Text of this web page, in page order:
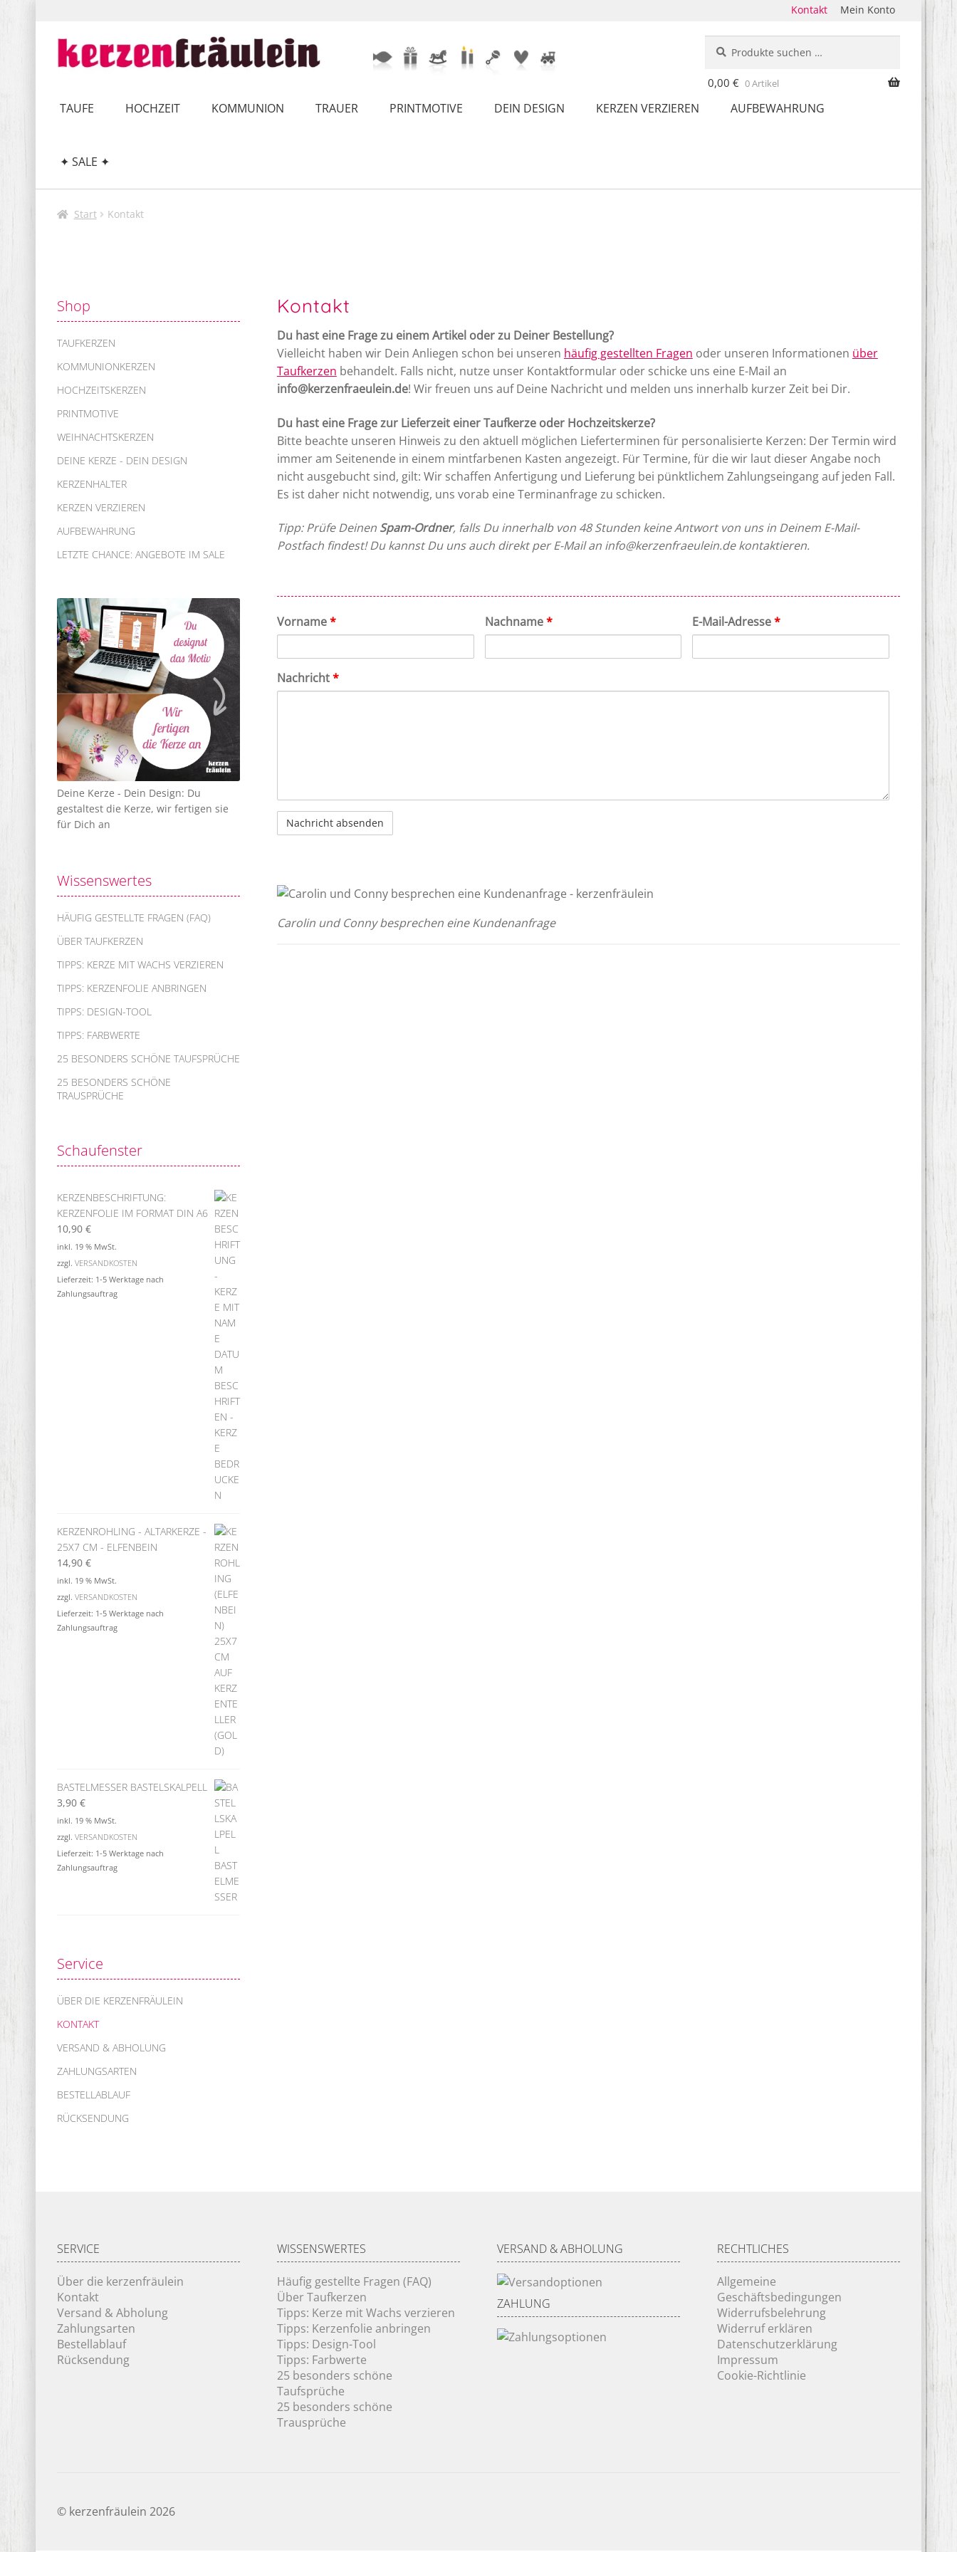
springen
springen
Kontakt Mein Konto
nach:
TAUFE HOCHZEIT KOMMUNION TRAUER PRINTMOTIVE DEIN DESIGN KERZEN VERZIEREN AUFBEWAHRUNG
✦ SALE ✦
0,00 € 0 Artikel
Start Kontakt
Kontakt
Du hast eine Frage zu einem Artikel oder zu Deiner Bestellung?
Vielleicht haben wir Dein Anliegen schon bei unseren häufig gestellten Fragen oder unseren Informationen über
Taufkerzen behandelt. Falls nicht, nutze unser Kontaktformular oder schicke uns eine E-Mail an
info@kerzenfraeulein.de! Wir freuen uns auf Deine Nachricht und melden uns innerhalb kurzer Zeit bei Dir.
Du hast eine Frage zur Lieferzeit einer Taufkerze oder Hochzeitskerze?
Bitte beachte unseren Hinweis zu den aktuell möglichen Lieferterminen für personalisierte Kerzen: Der Termin wird
immer am Seitenende in einem mintfarbenen Kasten angezeigt. Für Termine, für die wir laut dieser Angabe noch
nicht ausgebucht sind, gilt: Wir schaffen Anfertigung und Lieferung bei pünktlichem Zahlungseingang auf jeden Fall.
Es ist daher nicht notwendig, uns vorab eine Terminanfrage zu schicken.
Tipp: Prüfe Deinen Spam-Ordner, falls Du innerhalb von 48 Stunden keine Antwort von uns in Deinem E-Mail-
Postfach findest! Du kannst Du uns auch direkt per E-Mail an info@kerzenfraeulein.de kontaktieren.
Vorname* Nachname* E-Mail-Adresse*
Nachricht*
Carolin und Conny besprechen eine Kundenanfrage
Shop
TAUFKERZEN
KOMMUNIONKERZEN
HOCHZEITSKERZEN
PRINTMOTIVE
WEIHNACHTSKERZEN
DEINE KERZE - DEIN DESIGN
KERZENHALTER
KERZEN VERZIEREN
AUFBEWAHRUNG
LETZTE CHANCE: ANGEBOTE IM SALE
Deine Kerze - Dein Design: Du
gestaltest die Kerze, wir fertigen sie
für Dich an
Wissenswertes
HÄUFIG GESTELLTE FRAGEN (FAQ)
ÜBER TAUFKERZEN
TIPPS: KERZE MIT WACHS VERZIEREN
TIPPS: KERZENFOLIE ANBRINGEN
TIPPS: DESIGN-TOOL
TIPPS: FARBWERTE
25 BESONDERS SCHÖNE TAUFSPRÜCHE
25 BESONDERS SCHÖNE
TRAUSPRÜCHE
Schaufenster
KERZENBESCHRIFTUNG:
KERZENFOLIE IM FORMAT DIN A6
10,90 €
inkl. 19 % MwSt.
zzgl. VERSANDKOSTEN
Lieferzeit: 1-5 Werktage nach
Zahlungsauftrag
KERZENROHLING - ALTARKERZE -
25X7 CM - ELFENBEIN
14,90 €
inkl. 19 % MwSt.
zzgl. VERSANDKOSTEN
Lieferzeit: 1-5 Werktage nach
Zahlungsauftrag
BASTELMESSER BASTELSKALPELL
3,90 €
inkl. 19 % MwSt.
zzgl. VERSANDKOSTEN
Lieferzeit: 1-5 Werktage nach
Zahlungsauftrag
Service
ÜBER DIE KERZENFRÄULEIN
KONTAKT
VERSAND & ABHOLUNG
ZAHLUNGSARTEN
BESTELLABLAUF
RÜCKSENDUNG
SERVICE
Über die kerzenfräulein
Kontakt
Versand & Abholung
Zahlungsarten
Bestellablauf
Rücksendung
WISSENSWERTES
Häufig gestellte Fragen (FAQ)
Über Taufkerzen
Tipps: Kerze mit Wachs verzieren
Tipps: Kerzenfolie anbringen
Tipps: Design-Tool
Tipps: Farbwerte
25 besonders schöne
Taufsprüche
25 besonders schöne
Trausprüche
VERSAND & ABHOLUNG
ZAHLUNG
RECHTLICHES
Allgemeine
Geschäftsbedingungen
Widerrufsbelehrung
Widerruf erklären
Datenschutzerklärung
Impressum
Cookie-Richtlinie
© kerzenfräulein 2026